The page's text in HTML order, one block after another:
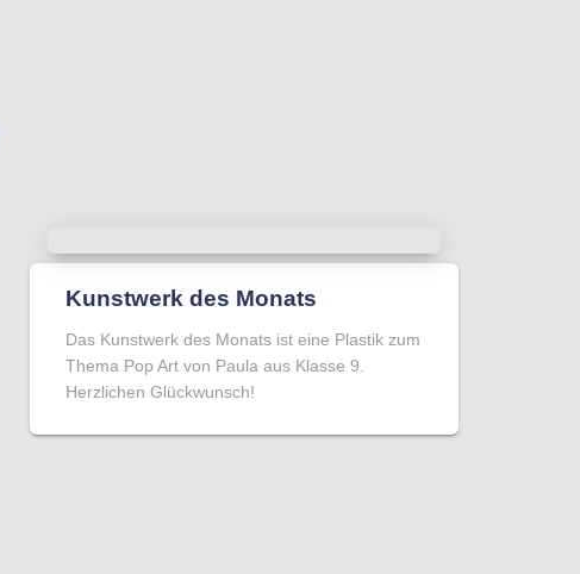
Kunstwerk des Monats
Das Kunstwerk des Monats ist eine Plastik zum
Thema Pop Art von Paula aus Klasse 9.
Herzlichen Glückwunsch!